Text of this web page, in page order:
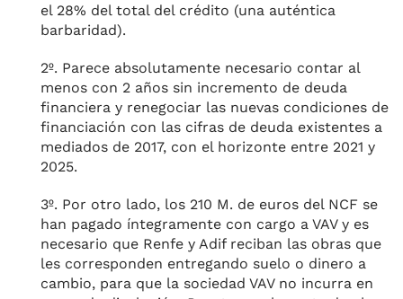
el 28% del total del crédito (una auténtica
barbaridad).
2º. Parece absolutamente necesario contar al
menos con 2 años sin incremento de deuda
financiera y renegociar las nuevas condiciones de
financiación con las cifras de deuda existentes a
mediados de 2017, con el horizonte entre 2021 y
2025.
3º. Por otro lado, los 210 M. de euros del NCF se
han pagado íntegramente con cargo a VAV y es
necesario que Renfe y Adif reciban las obras que
les corresponden entregando suelo o dinero a
cambio, para que la sociedad VAV no incurra en